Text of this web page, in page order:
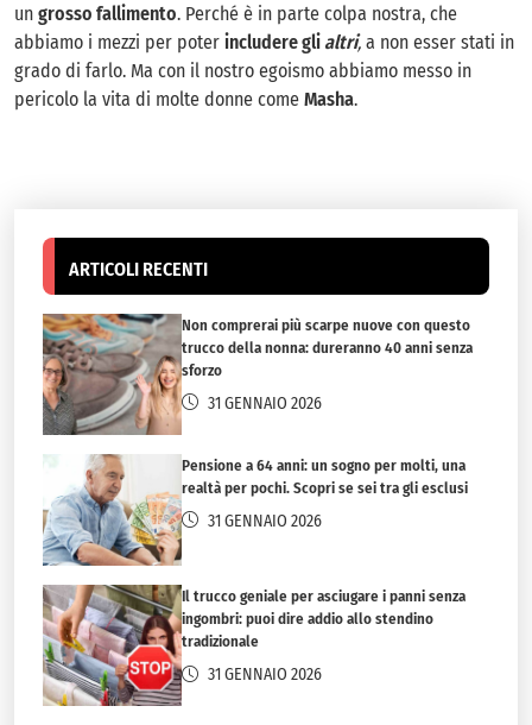
un grosso fallimento. Perché è in parte colpa nostra, che
abbiamo i mezzi per poter includere gli altri, a non esser stati in
grado di farlo. Ma con il nostro egoismo abbiamo messo in
pericolo la vita di molte donne come Masha.
ARTICOLI RECENTI
Non comprerai più scarpe nuove con questo
trucco della nonna: dureranno 40 anni senza
sforzo
31 GENNAIO 2026
Pensione a 64 anni: un sogno per molti, una
realtà per pochi. Scopri se sei tra gli esclusi
31 GENNAIO 2026
Il trucco geniale per asciugare i panni senza
ingombri: puoi dire addio allo stendino
tradizionale
31 GENNAIO 2026